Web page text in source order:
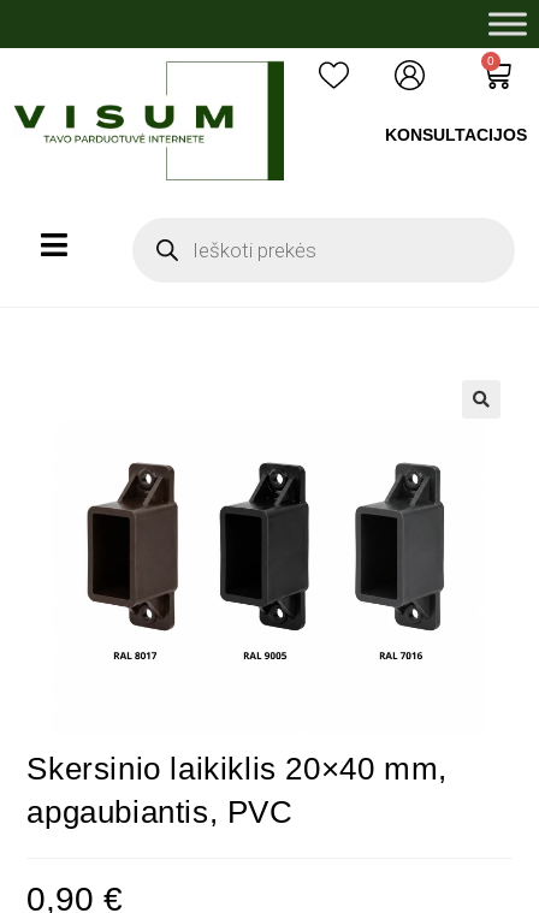
0
KONSULTACIJOS
Skersinio laikiklis 20×40 mm,
apgaubiantis, PVC
0,90€